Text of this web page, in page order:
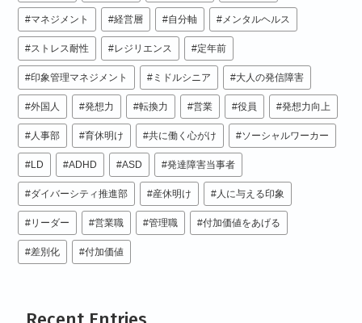
マネジメント 経営層 自分軸 メンタルヘルス
ストレス耐性 レジリエンス 定年前
印象管理マネジメント ミドルシニア 大人の発信障害
外国人 発想力 転換力 営業 役員 発想力向上
人事部 育休明け 共に働く心がけ ソーシャルワーカー
LD ADHD ASD 発達障害当事者
ダイバーシティ推進部 産休明け 人に与える印象
リーダー 営業職 管理職 付加価値をあげる
差別化 付加価値